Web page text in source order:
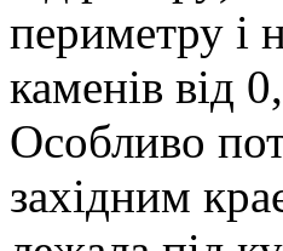
периметру і
каменів від
Особливо
західним